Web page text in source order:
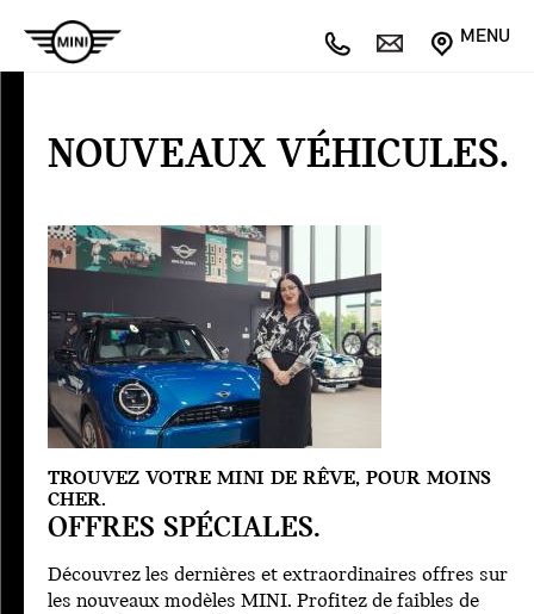
MENU
VÉHICULES
Offres
NOUVEAUX VÉHICULES.
TROUVEZ VOTRE MINI DE RÊVE, POUR MOINS
CHER.
OFFRES SPÉCIALES.
Découvrez les dernières et extraordinaires offres sur
les nouveaux modèles MINI. Profitez de faibles de